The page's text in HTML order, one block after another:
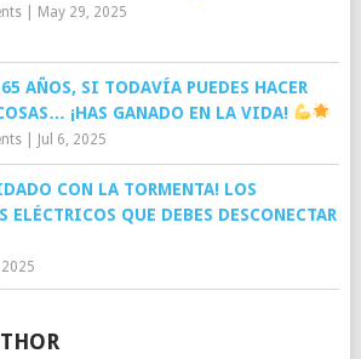
| May 29, 2025
AÑOS, SI TODAVÍA PUEDES HACER
¡HAS GANADO EN LA VIDA!
| Jul 6, 2025
CON LA TORMENTA! LOS
ELÉCTRICOS QUE DEBES DESCONECTAR
2025